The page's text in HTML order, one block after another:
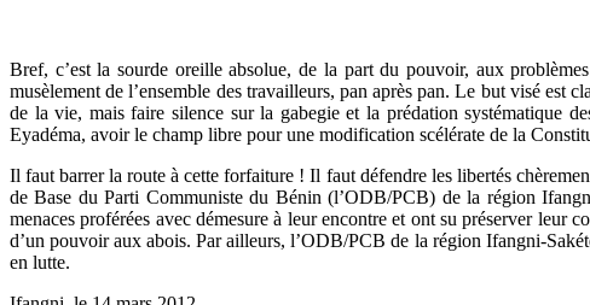
Bref, c’est la sourde oreille absolue, de la part du pouvoir, aux
musèlement de l’ensemble des travailleurs, pan après pan. Le but visé est
de la vie, mais faire silence sur la gabegie et la prédation systématique
Eyadéma, avoir le champ libre pour une modification scélérate de la
Il faut barrer la route à cette forfaiture ! Il faut défendre les libertés
de Base du Parti Communiste du Bénin (l’ODB/PCB) de la région
menaces proférées avec démesure à leur encontre et ont su préserver
d’un pouvoir aux abois. Par ailleurs, l’ODB/PCB de la région Ifangni-
en lutte.